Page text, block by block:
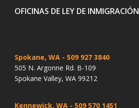
OFICINAS DE LEY DE INMIGRACIÓN
Spokane, WA - 509 927 3840
505 N. Argonne Rd. B-109
Spokane Valley, WA 99212
Kennewick, WA - 509 570 1451